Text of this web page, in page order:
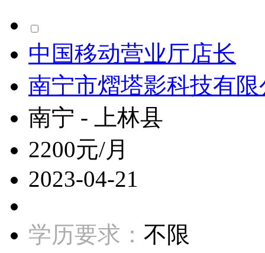
中国移动营业厅店长
南宁市熠塔影科技有限
南宁 - 上林县
2200元/月
2023-04-21
学历要求： 不限